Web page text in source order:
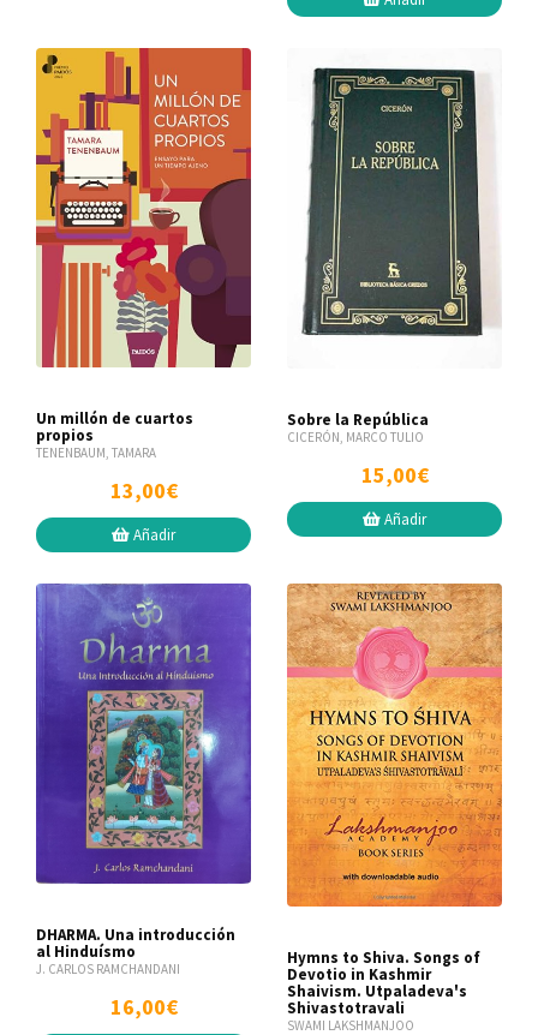
Un millón de cuartos
propios
TENENBAUM, TAMARA
13,00€
Añadir
Sobre la República
CICERÓN, MARCO TULIO
15,00€
Añadir
DHARMA. Una introducción
al Hinduísmo
J. CARLOS RAMCHANDANI
16,00€
Hymns to Shiva. Songs of
Devotio in Kashmir
Shaivism. Utpaladeva's
Shivastotravali
SWAMI LAKSHMANJOO